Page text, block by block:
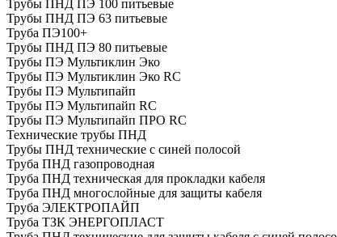
Трубы ПНД ПЭ 100 питьевые
Трубы ПНД ПЭ 63 питьевые
Труба ПЭ100+
Трубы ПНД ПЭ 80 питьевые
Трубы ПЭ Мультиклин Эко
Трубы ПЭ Мультиклин Эко RC
Трубы ПЭ Мультипайп
Трубы ПЭ Мультипайп RC
Трубы ПЭ Мультипайп ПРО RC
Технические трубы ПНД
Трубы ПНД технические с синей полосой
Труба ПНД газопроводная
Труба ПНД техническая для прокладки кабеля
Труба ПНД многослойные для защиты кабеля
Труба ЭЛЕКТРОПАЙП
Труба ТЗК ЭНЕРГОПЛАСТ